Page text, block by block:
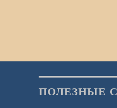
ПОЛЕЗНЫЕ